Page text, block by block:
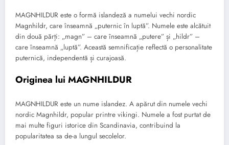
MAGNHILDUR este o formă islandeză a numelui vechi nordic
Magnhildr, care înseamnă „puternic în luptă”. Numele este alcătuit
din două părți: „magn” – care înseamnă „putere” și „hildr” –
care înseamnă „luptă”. Această semnificație reflectă o personalitate
puternică, independentă și curajoasă.
Originea lui MAGNHILDUR
MAGNHILDUR este un nume islandez. A apărut din numele vechi
nordic Magnhildr, popular printre vikingi. Numele a fost purtat de
mai multe figuri istorice din Scandinavia, contribuind la
popularitatea sa de-a lungul secolelor.